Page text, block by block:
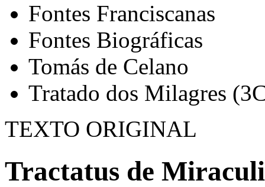
Fontes Franciscanas
Fontes Biográficas
Tomás de Celano
Tratado dos Milagres
TEXTO ORIGINAL
Tractatus de